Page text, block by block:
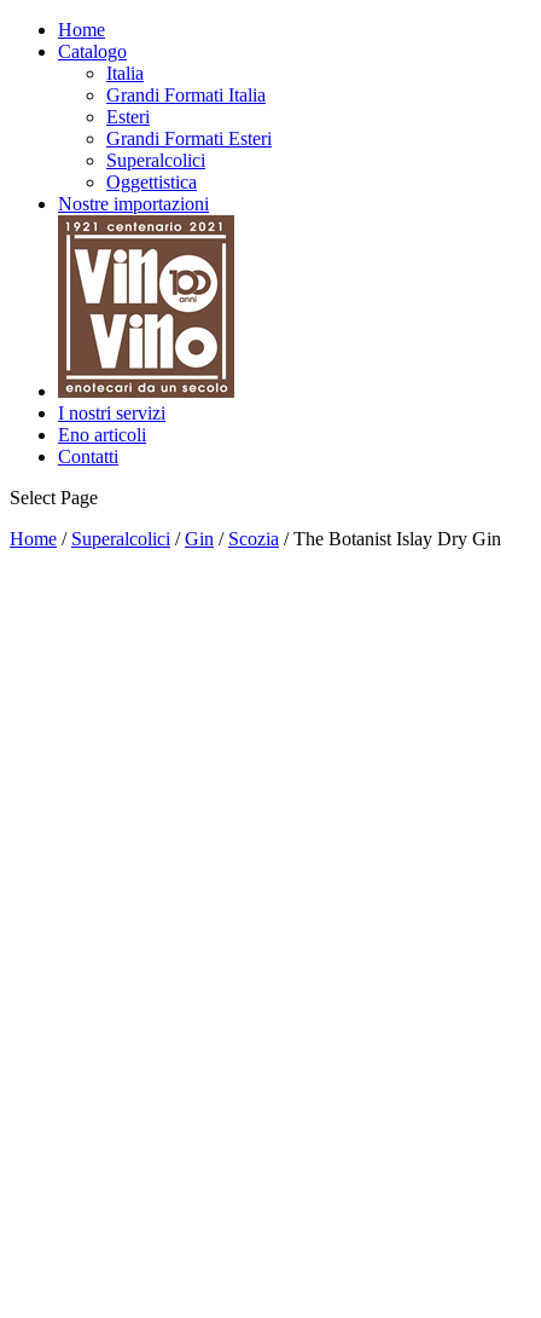
Home
Catalogo
Italia
Grandi Formati Italia
Esteri
Grandi Formati Esteri
Superalcolici
Oggettistica
Nostre importazioni
I nostri servizi
Eno articoli
Contatti
Select Page
Home / Superalcolici /Gin / Scozia / The Botanist Islay Dry Gin